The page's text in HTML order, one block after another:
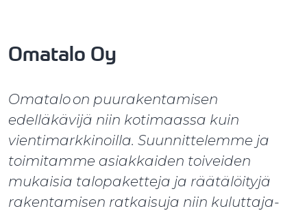
Omatalo Oy
Omatalo on puurakentamisen
edelläkävijä niin kotimaassa kuin
vientimarkkinoilla. Suunnittelemme ja
toimitamme asiakkaiden toiveiden
mukaisia talopaketteja ja räätälöityjä
rakentamisen ratkaisuja niin kuluttaja-